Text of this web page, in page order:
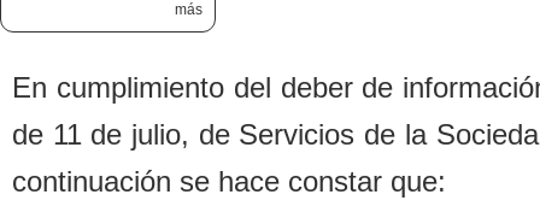
más
En cumplimiento del deber de
de 11 de julio, de Servicios de la
continuación se hace constar que: